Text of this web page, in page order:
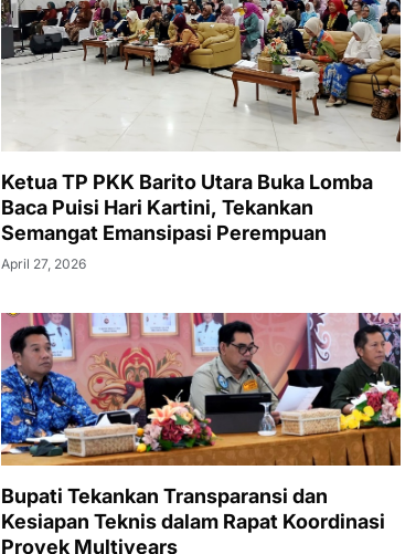
Ketua TP PKK Barito Utara Buka Lomba
Baca Puisi Hari Kartini, Tekankan
Semangat Emansipasi Perempuan
April 27, 2026
Bupati Tekankan Transparansi dan
Kesiapan Teknis dalam Rapat Koordinasi
Proyek Multiyears